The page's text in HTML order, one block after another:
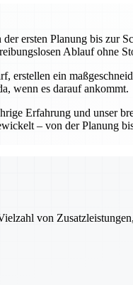
ersten Planung bis zur
Ablauf ohne
ein
wenn es darauf ankommt.
Erfahrung und unser
– von der Planung
von